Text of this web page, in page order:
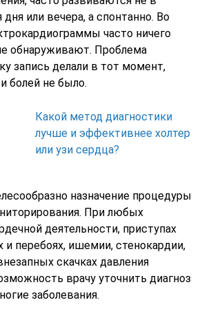
или вечера, а спонтанно. Во
часто ничего
обнаруживают. Проблема
запись делали в тот момент,
болей не было.
Какой метод диагностики
лучше и эффективнее холтер
или узи сердца?
назначение процедуры
При любых
деятельности, приступах
и перебоях, ишемии, стенокардии,
скачках давления
врачу уточнить диагноз
заболевания.